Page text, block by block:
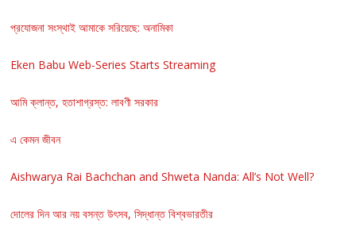
প্রযোজনা সংস্থাই আমাকে সরিয়েছে: অনামিকা
Eken Babu Web-Series Starts Streaming
আমি ক্লান্ত, হতাশাগ্রস্ত: লাবণী সরকার
এ কেমন জীবন
Aishwarya Rai Bachchan and Shweta Nanda: All’s Not Well?
দোলের দিন আর নয় বসন্ত উৎসব, সিদ্ধান্ত বিশ্বভারতীর